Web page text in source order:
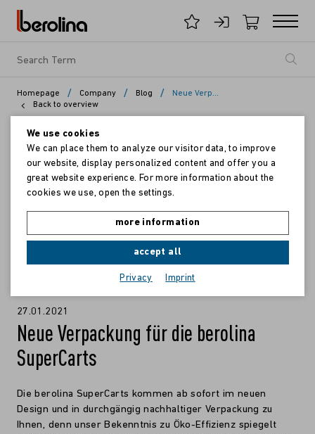
Homepage / Company / Blog /
Neue Verpackung für die berolina SuperCarts
Back to overview
27.01.2021
Neue Verpackung für die berolina
SuperCarts
Die berolina SuperCarts kommen ab sofort im neuen
Design und in durchgängig nachhaltiger Verpackung zu
Ihnen, denn unser Bekenntnis zu Öko-Effizienz spiegelt
We use cookies
We can place them to analyze our visitor data, to improve
our website, display personalized content and offer you a
great website experience. For more information about the
cookies we use, open the settings.
more information
accept all
Privacy Imprint